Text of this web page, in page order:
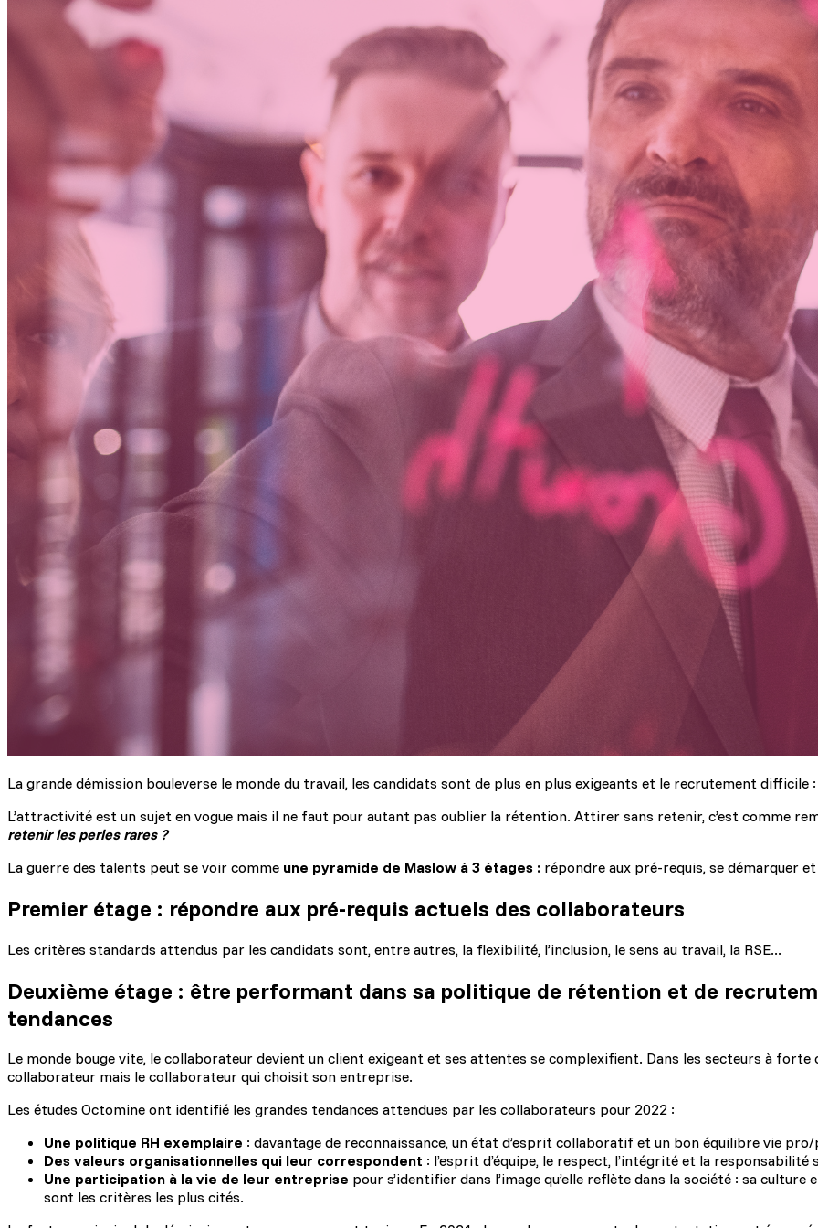
La grande démission bouleverse le monde du travail, les candidats sont de plus en plus exigeants et le recrutement difficile
L’attractivité est un sujet en vogue mais il ne faut pour autant pas oublier la rétention. Attirer sans retenir, c’est comme
retenir les perles rares ?
La guerre des talents peut se voir comme une pyramide de Maslow à 3 étages : répondre aux pré-requis, se démarquer
Premier étage : répondre aux pré-requis actuels des collaborateurs
Les critères standards attendus par les candidats sont, entre autres, la flexibilité, l’inclusion, le sens au travail, la RSE...
Deuxième étage : être performant dans sa politique de rétention et de
tendances
Le monde bouge vite, le collaborateur devient un client exigeant et ses attentes se complexifient. Dans les secteurs à forte
collaborateur mais le collaborateur qui choisit son entreprise.
Les études Octomine ont identifié les grandes tendances attendues par les collaborateurs pour 2022 :
Une politique RH exemplaire : davantage de reconnaissance, un état d’esprit collaboratif et un bon équilibre vie
Des valeurs organisationnelles qui leur correspondent : l’esprit d’équipe, le respect, l’intégrité et la
Une participation à la vie de leur entreprise pour s’identifier dans l’image qu’elle reflète dans la société : sa
sont les critères les plus cités.